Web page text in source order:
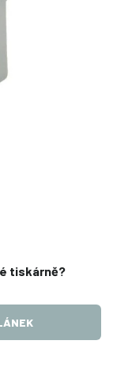
tiskárně?